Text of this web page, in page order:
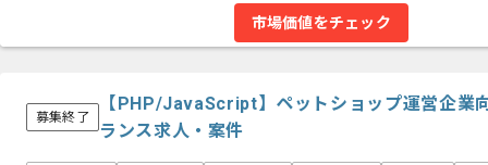
市場価値をチェック
募集終了
【PHP/JavaScript】ペットショップ運営企業
ランス求人・案件